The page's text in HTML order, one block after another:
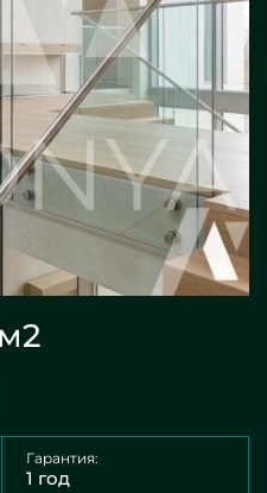
Гарантия:
1 год